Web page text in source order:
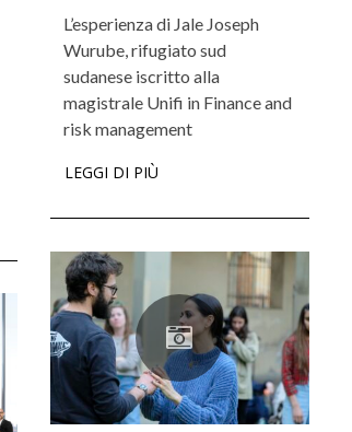
L’esperienza di Jale Joseph
Wurube, rifugiato sud
sudanese iscritto alla
magistrale Unifi in Finance and
risk management
LEGGI DI PIÙ
Didattica
Didattica del futuro tra presenza e online:
da settembre dodici corsi “blended”